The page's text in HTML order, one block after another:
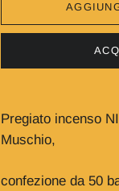
Pregiato incenso
Muschio,
confezione da 50